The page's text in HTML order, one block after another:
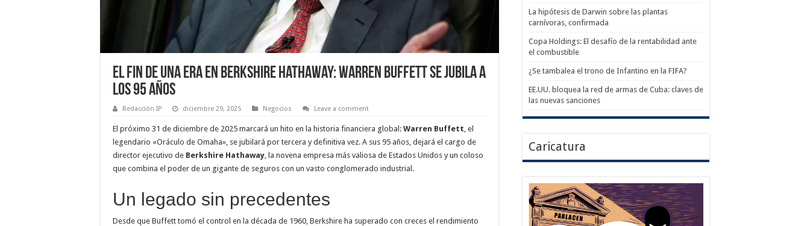
El fin de una era en Berkshire Hathaway: Warren Buffett se jubila a
los 95 años
Redacción IP diciembre 29, 2025 Negocios Leave a comment
El próximo 31 de diciembre de 2025 marcará un hito en la historia financiera global: Warren Buffett, el
legendario «Oráculo de Omaha», se jubilará por tercera y definitiva vez. A sus 95 años, dejará el cargo de
director ejecutivo de Berkshire Hathaway, la novena empresa más valiosa de Estados Unidos y un coloso
que combina el poder de un gigante de seguros con un vasto conglomerado industrial.
Un legado sin precedentes
Desde que Buffett tomó el control en la década de 1960, Berkshire ha superado con creces el rendimiento
La hipótesis de Darwin sobre las plantas
carnívoras, confirmada
Copa Holdings: El desafío de la rentabilidad ante
el combustible
¿Se tambalea el trono de Infantino en la FIFA?
EE.UU. bloquea la red de armas de Cuba: claves de
las nuevas sanciones
Caricatura